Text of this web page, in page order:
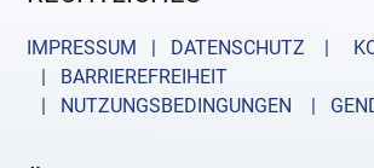
IMPRESSUM | DATENSCHUTZ |
| BARRIEREFREIHEIT
| NUTZUNGSBEDINGUNGEN
|